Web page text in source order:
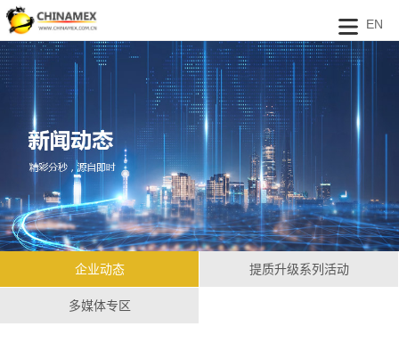
EN
企业动态 提质升级系列活动
多媒体专区